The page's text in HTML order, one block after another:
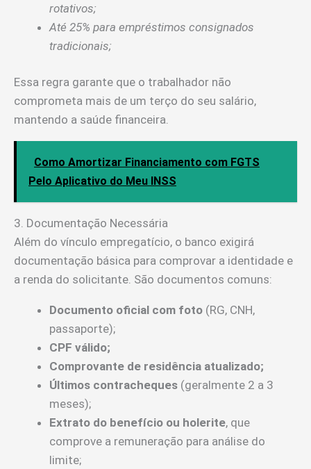
rotativos;
Até 25% para empréstimos consignados
tradicionais;
Essa regra garante que o trabalhador não
comprometa mais de um terço do seu salário,
mantendo a saúde financeira.
Como Amortizar Financiamento com FGTS
Pelo Aplicativo do Meu INSS
3. Documentação Necessária
Além do vínculo empregatício, o banco exigirá
documentação básica para comprovar a identidade e
a renda do solicitante. São documentos comuns:
Documento oficial com foto (RG, CNH,
passaporte);
CPF válido;
Comprovante de residência atualizado;
Últimos contracheques (geralmente 2 a 3
meses);
Extrato do benefício ou holerite, que
comprove a remuneração para análise do
limite;